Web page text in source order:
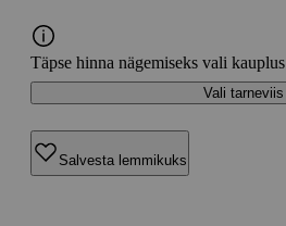
Täpse hinna nägemiseks vali kauplus
Vali tarneviis
Salvesta lemmikuks